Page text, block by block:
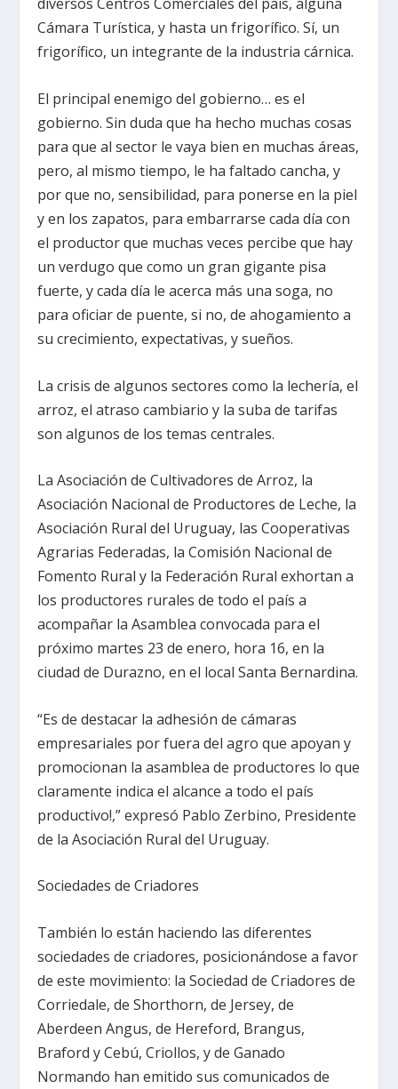
Cámara Turística, y hasta un frigorífico. Sí, un
frigorífico, un integrante de la industria cárnica.
El principal enemigo del gobierno… es el
gobierno. Sin duda que ha hecho muchas cosas
para que al sector le vaya bien en muchas áreas,
pero, al mismo tiempo, le ha faltado cancha, y
por que no, sensibilidad, para ponerse en la piel
y en los zapatos, para embarrarse cada día con
el productor que muchas veces percibe que hay
un verdugo que como un gran gigante pisa
fuerte, y cada día le acerca más una soga, no
para oficiar de puente, si no, de ahogamiento a
su crecimiento, expectativas, y sueños.
La crisis de algunos sectores como la lechería, el
arroz, el atraso cambiario y la suba de tarifas
son algunos de los temas centrales.
La Asociación de Cultivadores de Arroz, la
Asociación Nacional de Productores de Leche, la
Asociación Rural del Uruguay, las Cooperativas
Agrarias Federadas, la Comisión Nacional de
Fomento Rural y la Federación Rural exhortan a
los productores rurales de todo el país a
acompañar la Asamblea convocada para el
próximo martes 23 de enero, hora 16, en la
ciudad de Durazno, en el local Santa Bernardina.
“Es de destacar la adhesión de cámaras
empresariales por fuera del agro que apoyan y
promocionan la asamblea de productores lo que
claramente indica el alcance a todo el país
productivo!,” expresó Pablo Zerbino, Presidente
de la Asociación Rural del Uruguay.
Sociedades de Criadores
También lo están haciendo las diferentes
sociedades de criadores, posicionándose a favor
de este movimiento: la Sociedad de Criadores de
Corriedale, de Shorthorn, de Jersey, de
Aberdeen Angus, de Hereford, Brangus,
Braford y Cebú, Criollos, y de Ganado
Normando han emitido sus comunicados de